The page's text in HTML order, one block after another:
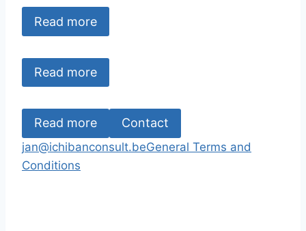
Read more
Read more
Read more Contact
jan@ichibanconsult.beGeneral Terms and
Conditions